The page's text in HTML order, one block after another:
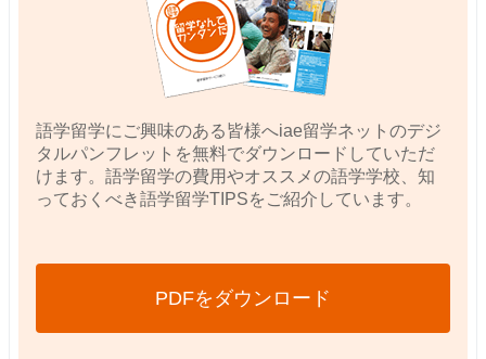
語学留学にご興味のある皆様へiae留学ネットのデジ
タルパンフレットを無料でダウンロードしていただ
けます。語学留学の費用やオススメの語学学校、知
っておくべき語学留学TIPSをご紹介しています。
PDFをダウンロード